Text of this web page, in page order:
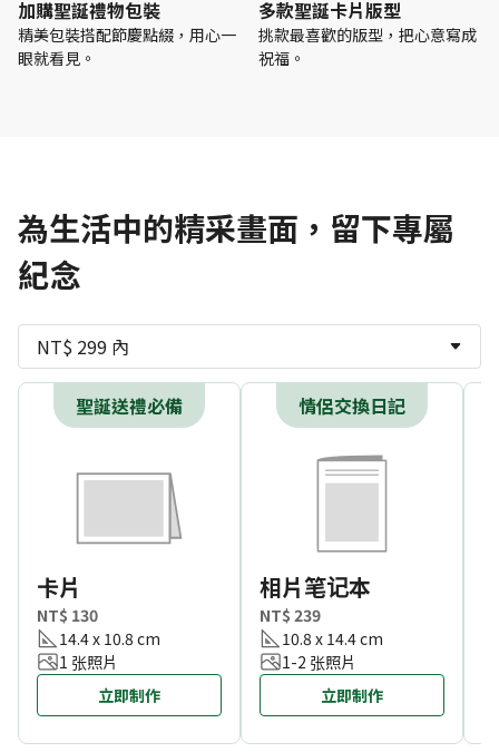
加購聖誕禮物包裝
精美包裝搭配節慶點綴，用心一
眼就看見。
多款聖誕卡片版型
挑款最喜歡的版型，把心意寫成
祝福。
為生活中的精采畫面，留下專屬
紀念
NT$ 299 內
聖誕送禮必備
卡片
NT$ 130
14.4 x 10.8 cm
1 张照片
立即制作
情侶交換日記
相片笔记本
NT$ 239
10.8 x 14.4 cm
1-2 张照片
立即制作